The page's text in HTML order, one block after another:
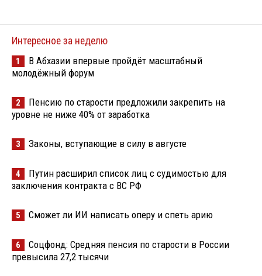
Интересное за неделю
1
В Абхазии впервые пройдёт масштабный
молодёжный форум
2
Пенсию по старости предложили закрепить на
уровне не ниже 40% от заработка
3 Законы, вступающие в силу в августе
4
Путин расширил список лиц с судимостью для
заключения контракта с ВС РФ
5 Сможет ли ИИ написать оперу и спеть арию
6
Соцфонд: Средняя пенсия по старости в России
превысила 27,2 тысячи